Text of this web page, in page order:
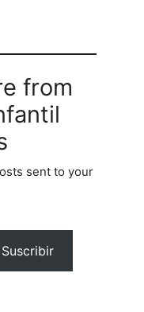
from
sent to your
Suscribir